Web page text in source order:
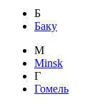
Б
Баку
M
Minsk
Г
Гомель